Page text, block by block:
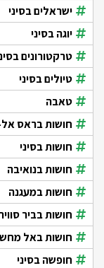
ישראלים בסיני
יוגה בסיני
טרקטורונים
טיולים בסיני
טאבה
חושות בראס
חושות בסיני
חושות בנואיבה
חושות במעגנה
חושות בביר סוויר
חושות באל מחש
חופשה בסיני